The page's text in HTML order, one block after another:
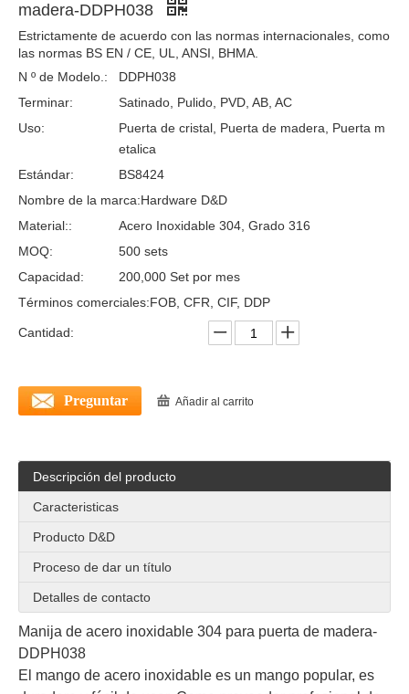
madera-DDPH038
Estrictamente de acuerdo con las normas internacionales, como
las normas BS EN / CE, UL, ANSI, BHMA.
N º de Modelo.:
DDPH038
Terminar:
Satinado, Pulido, PVD, AB, AC
Uso:
Puerta de cristal, Puerta de madera, Puerta m
etalica
Estándar:
BS8424
Nombre de la marca:Hardware D&D
Material::
Acero Inoxidable 304, Grado 316
MOQ:
500 sets
Capacidad:
200,000 Set por mes
Términos comerciales:FOB, CFR, CIF, DDP
Cantidad:
Preguntar Añadir al carrito
Descripción del producto
Caracteristicas
Producto D&D
Proceso de dar un título
Detalles de contacto
Manija de acero inoxidable 304 para puerta de madera-
DDPH038
El mango de acero inoxidable es un mango popular, es